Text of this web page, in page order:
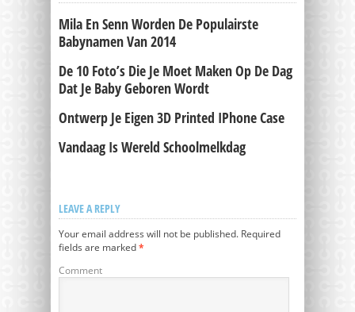
Mila En Senn Worden De Populairste
Babynamen Van 2014
De 10 Foto’s Die Je Moet Maken Op De Dag
Dat Je Baby Geboren Wordt
Ontwerp Je Eigen 3D Printed IPhone Case
Vandaag Is Wereld Schoolmelkdag
LEAVE A REPLY
Your email address will not be published. Required
fields are marked*
Comment